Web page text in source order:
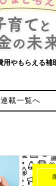
連載一覧へ